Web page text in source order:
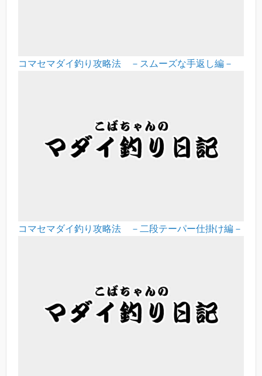
コマセマダイ釣り攻略法 －スムーズな手返し編－
コマセマダイ釣り攻略法 －二段テーパー仕掛け編－